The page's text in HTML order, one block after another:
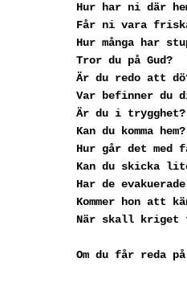
Hur har ni där
Får ni vara
Hur många har
Tror du på Gud?
Är du redo att
Var befinner du
Är du i trygghet?
Kan du komma hem?
Hur går det med
Kan du skicka
Har de
Kommer hon att
När skall kriget
Om du får reda